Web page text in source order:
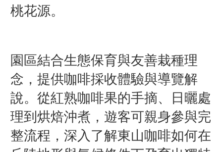
桃花源。
園區結合生態保育與友善栽種理
念，提供咖啡採收體驗與導覽解
說。從紅熟咖啡果的手摘、日曬處
理到烘焙沖煮，遊客可親身參與完
整流程，深入了解東山咖啡如何在